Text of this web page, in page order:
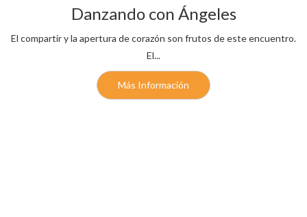
Danzando con Ángeles
El compartir y la apertura de corazón son frutos de este encuentro.
El...
Más Información